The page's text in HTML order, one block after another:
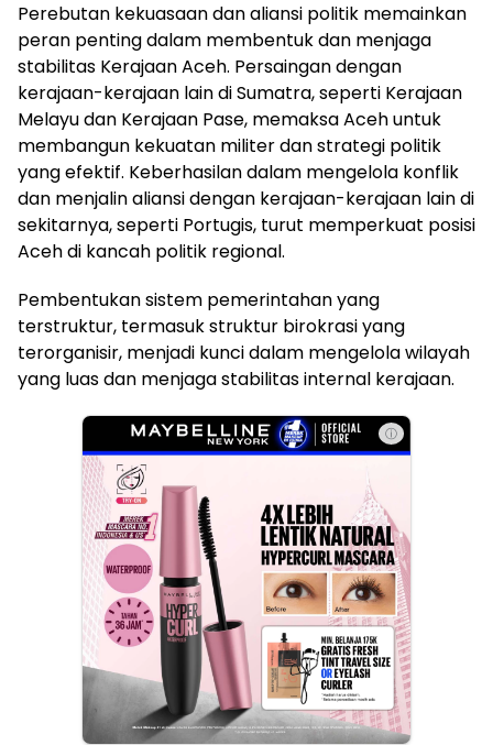
Perebutan kekuasaan dan aliansi politik memainkan
peran penting dalam membentuk dan menjaga
stabilitas Kerajaan Aceh. Persaingan dengan
kerajaan-kerajaan lain di Sumatra, seperti Kerajaan
Melayu dan Kerajaan Pase, memaksa Aceh untuk
membangun kekuatan militer dan strategi politik
yang efektif. Keberhasilan dalam mengelola konflik
dan menjalin aliansi dengan kerajaan-kerajaan lain di
sekitarnya, seperti Portugis, turut memperkuat posisi
Aceh di kancah politik regional.
Pembentukan sistem pemerintahan yang
terstruktur, termasuk struktur birokrasi yang
terorganisir, menjadi kunci dalam mengelola wilayah
yang luas dan menjaga stabilitas internal kerajaan.
ⓘ